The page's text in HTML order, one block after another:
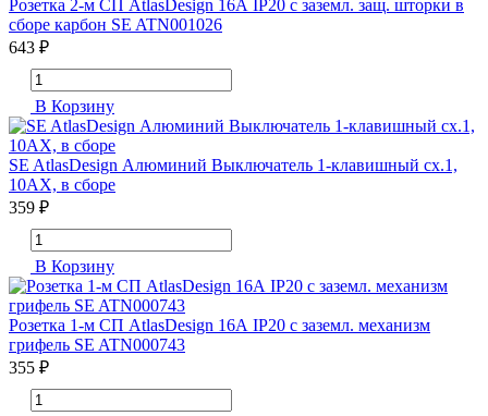
Розетка 2-м СП AtlasDesign 16А IP20 с заземл. защ. шторки в
сборе карбон SE ATN001026
643 ₽
В Корзину
SE AtlasDesign Алюминий Выключатель 1-клавишный сх.1,
10АХ, в сборе
359 ₽
В Корзину
Розетка 1-м СП AtlasDesign 16А IP20 с заземл. механизм
грифель SE ATN000743
355 ₽